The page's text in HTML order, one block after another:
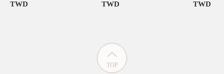
TWD
TWD
TWD
TOP